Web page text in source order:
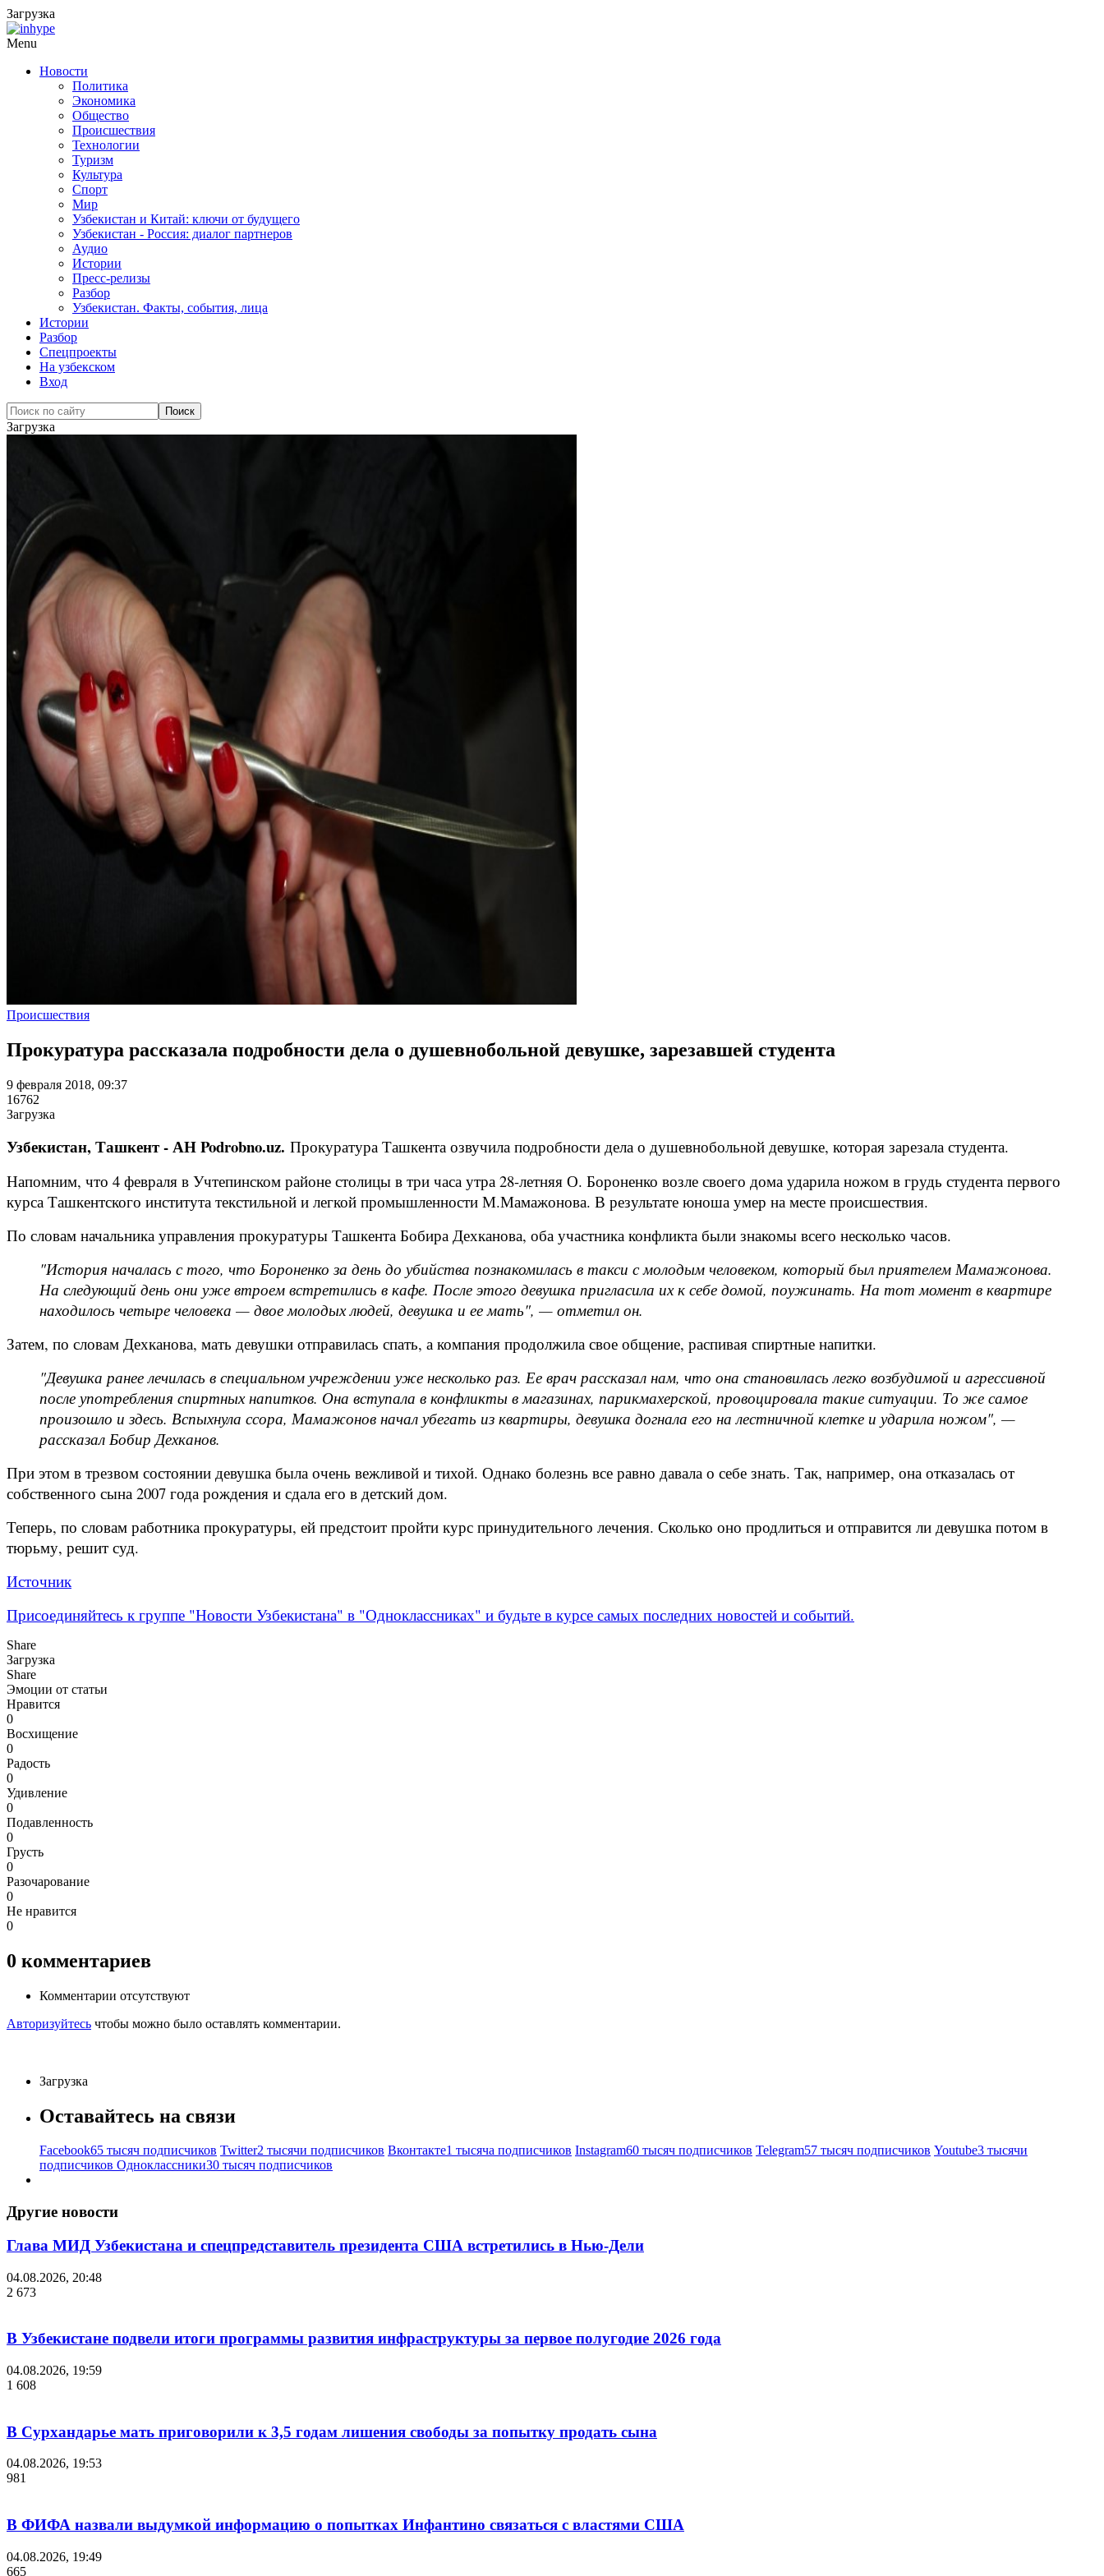
Загрузка
Menu
Новости
Политика
Экономика
Общество
Происшествия
Технологии
Туризм
Культура
Спорт
Мир
Узбекистан и Китай: ключи от будущего
Узбекистан - Россия: диалог партнеров
Аудио
Истории
Пресс-релизы
Разбор
Узбекистан. Факты, события, лица
Истории
Разбор
Спецпроекты
На узбекском
Вход
Загрузка
Происшествия
Прокуратура рассказала подробности дела о душевнобольной девушке, зарезавшей студента
9 февраля 2018, 09:37
16762
Загрузка
Узбекистан, Ташкент - АН Podrobno.uz. Прокуратура Ташкента озвучила подробности дела о душевнобольной девушке, которая зарезала студента.
Напомним, что 4 февраля в Учтепинском районе столицы в три часа утра 28-летняя О. Бороненко возле своего дома ударила ножом в грудь студента первого
курса Ташкентского института текстильной и легкой промышленности М.Мамажонова. В результате юноша умер на месте происшествия.
По словам начальника управления прокуратуры Ташкента Бобира Дехканова, оба участника конфликта были знакомы всего несколько часов.
"История началась с того, что Бороненко за день до убийства познакомилась в такси с молодым человеком, который был приятелем Мамажонова.
На следующий день они уже втроем встретились в кафе. После этого девушка пригласила их к себе домой, поужинать. На тот момент в квартире
находилось четыре человека — двое молодых людей, девушка и ее мать", — отметил он.
Затем, по словам Дехканова, мать девушки отправилась спать, а компания продолжила свое общение, распивая спиртные напитки.
"Девушка ранее лечилась в специальном учреждении уже несколько раз. Ее врач рассказал нам, что она становилась легко возбудимой и агрессивной
после употребления спиртных напитков. Она вступала в конфликты в магазинах, парикмахерской, провоцировала такие ситуации. То же самое
произошло и здесь. Вспыхнула ссора, Мамажонов начал убегать из квартиры, девушка догнала его на лестничной клетке и ударила ножом", —
рассказал Бобир Дехканов.
При этом в трезвом состоянии девушка была очень вежливой и тихой. Однако болезнь все равно давала о себе знать. Так, например, она отказалась от
собственного сына 2007 года рождения и сдала его в детский дом.
Теперь, по словам работника прокуратуры, ей предстоит пройти курс принудительного лечения. Сколько оно продлиться и отправится ли девушка потом в
тюрьму, решит суд.
Источник
Присоединяйтесь к группе "Новости Узбекистана" в "Одноклассниках" и будьте в курсе самых последних новостей и событий.
Share
Загрузка
Share
Эмоции от статьи
Нравится
0
Восхищение
0
Радость
0
Удивление
0
Подавленность
0
Грусть
0
Разочарование
0
Не нравится
0
0 комментариев
Комментарии отсутствуют
Авторизуйтесь чтобы можно было оставлять комментарии.
Загрузка
Оставайтесь на связи
Facebook65 тысяч подписчиков Twitter2 тысячи подписчиков Вконтакте1 тысяча подписчиков Instagram60 тысяч подписчиков Telegram57 тысяч подписчиков Youtube3 тысячи
подписчиков Одноклассники30 тысяч подписчиков
Другие новости
Глава МИД Узбекистана и спецпредставитель президента США встретились в Нью-Дели
04.08.2026, 20:48
2 673
В Узбекистане подвели итоги программы развития инфраструктуры за первое полугодие 2026 года
04.08.2026, 19:59
1 608
В Сурхандарье мать приговорили к 3,5 годам лишения свободы за попытку продать сына
04.08.2026, 19:53
981
В ФИФА назвали выдумкой информацию о попытках Инфантино связаться с властями США
04.08.2026, 19:49
665